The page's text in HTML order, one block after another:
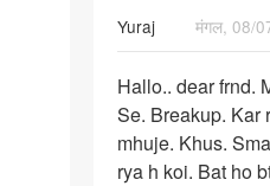
Yuraj
मंगल, 08/
Hallo..
dear
frnd.
Meri
Hallo.. dear frnd.
Se. Breakup. Kar
mhuje. Khus.
rya h koi. Bat ho